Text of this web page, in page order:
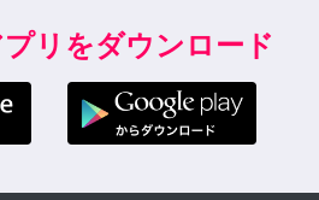
リをダウンロード